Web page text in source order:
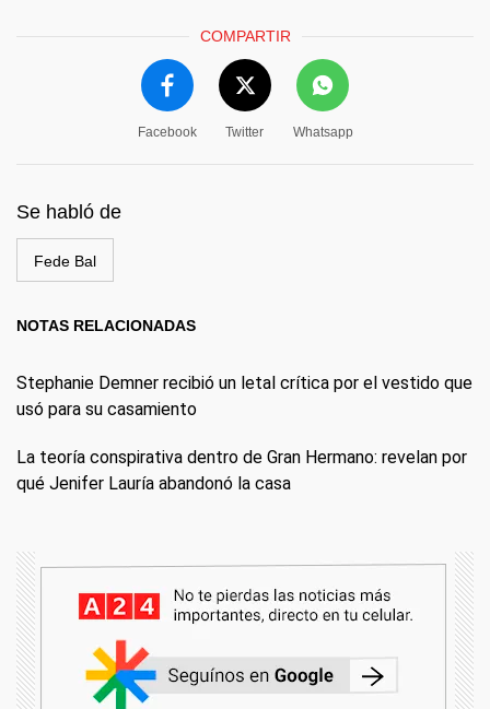
COMPARTIR
Facebook Twitter Whatsapp
Se habló de
Fede Bal
NOTAS RELACIONADAS
Stephanie Demner recibió un letal crítica por el vestido que
usó para su casamiento
La teoría conspirativa dentro de Gran Hermano: revelan por
qué Jenifer Lauría abandonó la casa